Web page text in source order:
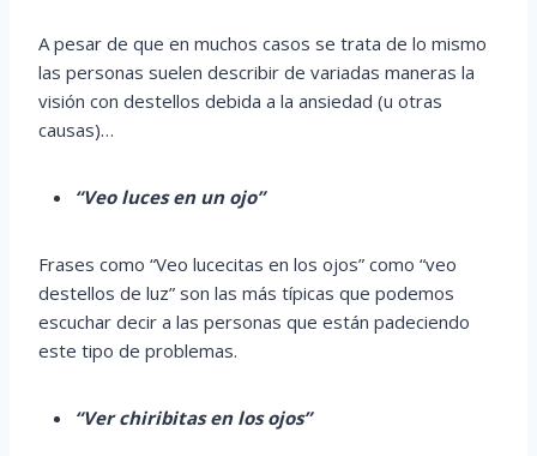
A pesar de que en muchos casos se trata de lo mismo
las personas suelen describir de variadas maneras la
visión con destellos debida a la ansiedad (u otras
causas)…
“Veo luces en un ojo”
Frases como “Veo lucecitas en los ojos” como “veo
destellos de luz” son las más típicas que podemos
escuchar decir a las personas que están padeciendo
este tipo de problemas.
“Ver chiribitas en los ojos”